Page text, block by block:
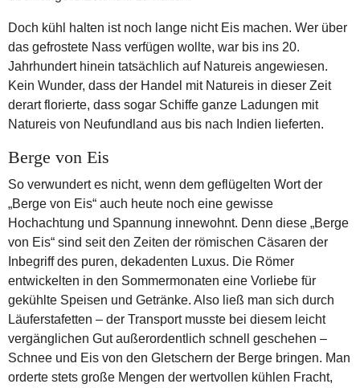
Doch kühl halten ist noch lange nicht Eis machen. Wer über
das gefrostete Nass verfügen wollte, war bis ins 20.
Jahrhundert hinein tatsächlich auf Natureis angewiesen.
Kein Wunder, dass der Handel mit Natureis in dieser Zeit
derart florierte, dass sogar Schiffe ganze Ladungen mit
Natureis von Neufundland aus bis nach Indien lieferten.
Berge von Eis
So verwundert es nicht, wenn dem geflügelten Wort der
„Berge von Eis“ auch heute noch eine gewisse
Hochachtung und Spannung innewohnt. Denn diese „Berge
von Eis“ sind seit den Zeiten der römischen Cäsaren der
Inbegriff des puren, dekadenten Luxus. Die Römer
entwickelten in den Sommermonaten eine Vorliebe für
gekühlte Speisen und Getränke. Also ließ man sich durch
Läuferstafetten – der Transport musste bei diesem leicht
vergänglichen Gut außerordentlich schnell geschehen –
Schnee und Eis von den Gletschern der Berge bringen. Man
orderte stets große Mengen der wertvollen kühlen Fracht,